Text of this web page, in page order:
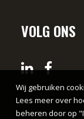
VOLG ONS
Wij gebruiken
Lees meer over
beheren door op